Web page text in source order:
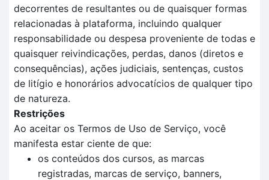
decorrentes de resultantes ou de quaisquer formas
relacionadas à plataforma, incluindo qualquer
responsabilidade ou despesa proveniente de todas e
quaisquer reivindicações, perdas, danos (diretos e
consequências), ações judiciais, sentenças, custos
de litígio e honorários advocatícios de qualquer tipo
de natureza.
Restrições
Ao aceitar os Termos de Uso de Serviço, você
manifesta estar ciente de que:
os conteúdos dos cursos, as marcas
registradas, marcas de serviço, banners,